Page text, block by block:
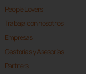
People Lovers
Trabaja con nosotros
Empresas
Gestorías y Asesorías
Partners